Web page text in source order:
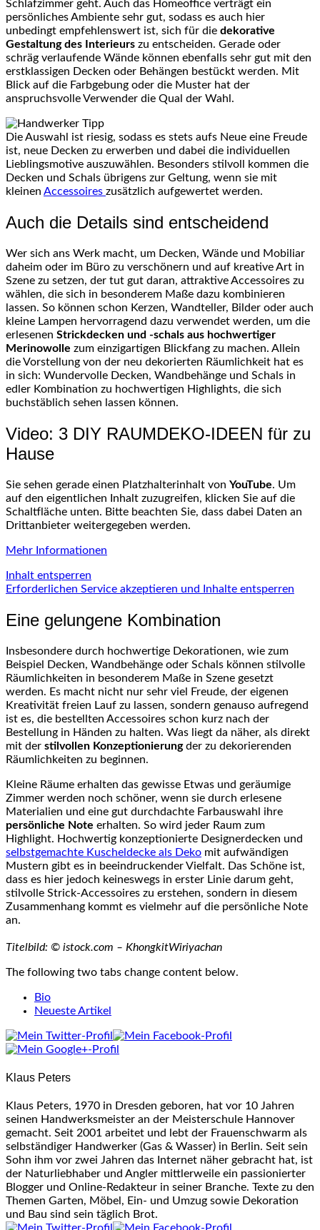
Schlafzimmer geht. Auch das Homeoffice verträgt ein
persönliches Ambiente sehr gut, sodass es auch hier
unbedingt empfehlenswert ist, sich für die dekorative
Gestaltung des Interieurs zu entscheiden. Gerade oder
schräg verlaufende Wände können ebenfalls sehr gut mit den
erstklassigen Decken oder Behängen bestückt werden. Mit
Blick auf die Farbgebung oder die Muster hat der
anspruchsvolle Verwender die Qual der Wahl.
Die Auswahl ist riesig, sodass es stets aufs Neue eine Freude
ist, neue Decken zu erwerben und dabei die individuellen
Lieblingsmotive auszuwählen. Besonders stilvoll kommen die
Decken und Schals übrigens zur Geltung, wenn sie mit
kleinen Accessoires zusätzlich aufgewertet werden.
Auch die Details sind entscheidend
Wer sich ans Werk macht, um Decken, Wände und Mobiliar
daheim oder im Büro zu verschönern und auf kreative Art in
Szene zu setzen, der tut gut daran, attraktive Accessoires zu
wählen, die sich in besonderem Maße dazu kombinieren
lassen. So können schon Kerzen, Wandteller, Bilder oder auch
kleine Lampen hervorragend dazu verwendet werden, um die
erlesenen Strickdecken und -schals aus hochwertiger
Merinowolle zum einzigartigen Blickfang zu machen. Allein
die Vorstellung von der neu dekorierten Räumlichkeit hat es
in sich: Wundervolle Decken, Wandbehänge und Schals in
edler Kombination zu hochwertigen Highlights, die sich
buchstäblich sehen lassen können.
Video: 3 DIY RAUMDEKO-IDEEN für zu
Hause
Sie sehen gerade einen Platzhalterinhalt von YouTube. Um
auf den eigentlichen Inhalt zuzugreifen, klicken Sie auf die
Schaltfläche unten. Bitte beachten Sie, dass dabei Daten an
Drittanbieter weitergegeben werden.
Mehr Informationen
Inhalt entsperren
Erforderlichen Service akzeptieren und Inhalte entsperren
Eine gelungene Kombination
Insbesondere durch hochwertige Dekorationen, wie zum
Beispiel Decken, Wandbehänge oder Schals können stilvolle
Räumlichkeiten in besonderem Maße in Szene gesetzt
werden. Es macht nicht nur sehr viel Freude, der eigenen
Kreativität freien Lauf zu lassen, sondern genauso aufregend
ist es, die bestellten Accessoires schon kurz nach der
Bestellung in Händen zu halten. Was liegt da näher, als direkt
mit der stilvollen Konzeptionierungder zu dekorierenden
Räumlichkeiten zu beginnen.
Kleine Räume erhalten das gewisse Etwas und geräumige
Zimmer werden noch schöner, wenn sie durch erlesene
Materialien und eine gut durchdachte Farbauswahl ihre
persönliche Note erhalten. So wird jeder Raum zum
Highlight. Hochwertig konzeptionierte Designerdecken und
selbstgemachte Kuscheldecke als Deko mit aufwändigen
Mustern gibt es in beeindruckender Vielfalt. Das Schöne ist,
dass es hier jedoch keineswegs in erster Linie darum geht,
stilvolle Strick-Accessoires zu erstehen, sondern in diesem
Zusammenhang kommt es vielmehr auf die persönliche Note
an.
Titelbild: © istock.com – KhongkitWiriyachan
The following two tabs change content below.
Bio
Neueste Artikel
Klaus Peters
Klaus Peters, 1970 in Dresden geboren, hat vor 10 Jahren
seinen Handwerksmeister an der Meisterschule Hannover
gemacht. Seit 2001 arbeitet und lebt der Frauenschwarm als
selbständiger Handwerker (Gas & Wasser) in Berlin. Seit sein
Sohn ihm vor zwei Jahren das Internet näher gebracht hat, ist
der Naturliebhaber und Angler mittlerweile ein passionierter
Blogger und Online-Redakteur in seiner Branche. Texte zu den
Themen Garten, Möbel, Ein- und Umzug sowie Dekoration
und Bau sind sein täglich Brot.